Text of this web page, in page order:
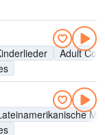
Adult